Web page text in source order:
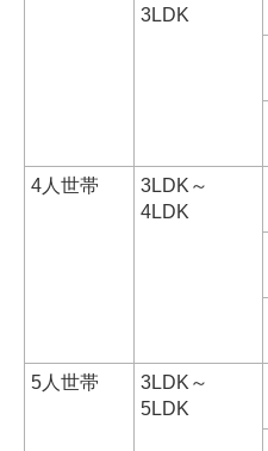
3LDK
4人世帯
3LDK～
4LDK
5人世帯
3LDK～
5LDK